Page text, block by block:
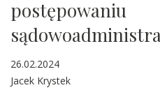
postępowaniu
26.02.2024
Jacek Krystek